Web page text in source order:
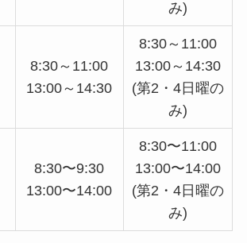
み)
8:30～11:00
13:00～14:30
8:30～11:00
13:00～14:30
(第2・4日曜の
み)
8:30〜9:30
13:00〜14:00
8:30〜11:00
13:00〜14:00
(第2・4日曜の
み)